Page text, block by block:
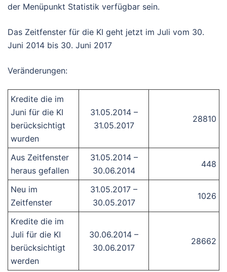
der Menüpunkt Statistik verfügbar sein.
Das Zeitfenster für die KI geht jetzt im Juli vom 30.
Juni 2014 bis 30. Juni 2017
Veränderungen:
Kredite die im
Juni für die KI
berücksichtigt
wurden
31.05.2014 –
31.05.2017
28810
Aus Zeitfenster
heraus gefallen
31.05.2014 –
30.06.2014
448
Neu im
Zeitfenster
31.05.2017 –
30.05.2017
1026
Kredite die im
Juli für die KI
berücksichtigt
werden
30.06.2014 –
30.06.2017
28662